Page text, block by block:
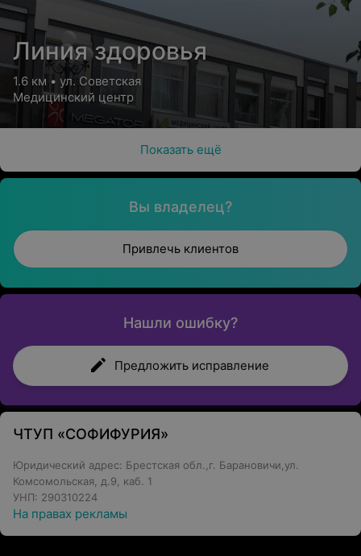
Линия здоровья
1.6 км • ул. Советская
Медицинский центр
Показать ещё
Вы владелец?
Привлечь клиентов
Нашли ошибку?
Предложить исправление
ЧТУП «СОФИФУРИЯ»
Юридический адрес: Брестская обл.,г. Барановичи,ул.
Комсомольская, д.9, каб. 1
УНП: 290310224
На правах рекламы